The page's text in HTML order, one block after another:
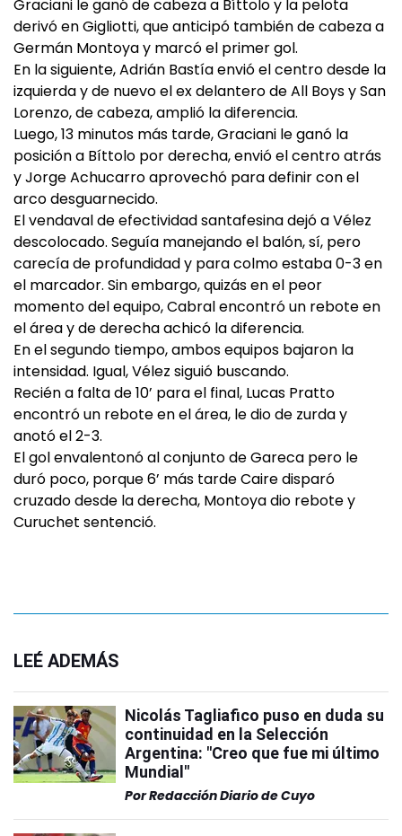
Graciani le ganó de cabeza a Bíttolo y la pelota
derivó en Gigliotti, que anticipó también de cabeza a
Germán Montoya y marcó el primer gol.
En la siguiente, Adrián Bastía envió el centro desde la
izquierda y de nuevo el ex delantero de All Boys y San
Lorenzo, de cabeza, amplió la diferencia.
Luego, 13 minutos más tarde, Graciani le ganó la
posición a Bíttolo por derecha, envió el centro atrás
y Jorge Achucarro aprovechó para definir con el
arco desguarnecido.
El vendaval de efectividad santafesina dejó a Vélez
descolocado. Seguía manejando el balón, sí, pero
carecía de profundidad y para colmo estaba 0-3 en
el marcador. Sin embargo, quizás en el peor
momento del equipo, Cabral encontró un rebote en
el área y de derecha achicó la diferencia.
En el segundo tiempo, ambos equipos bajaron la
intensidad. Igual, Vélez siguió buscando.
Recién a falta de 10’ para el final, Lucas Pratto
encontró un rebote en el área, le dio de zurda y
anotó el 2-3.
El gol envalentonó al conjunto de Gareca pero le
duró poco, porque 6’ más tarde Caire disparó
cruzado desde la derecha, Montoya dio rebote y
Curuchet sentenció.
LEÉ ADEMÁS
Nicolás Tagliafico puso en duda su
continuidad en la Selección
Argentina: "Creo que fue mi último
Mundial"
PorRedacción Diario de Cuyo